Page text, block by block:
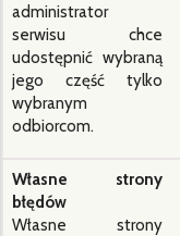
administrator
serwisu chce
udostępnić wybraną
jego część tylko
wybranym
odbiorcom.
Własne strony
błędów
Własne strony